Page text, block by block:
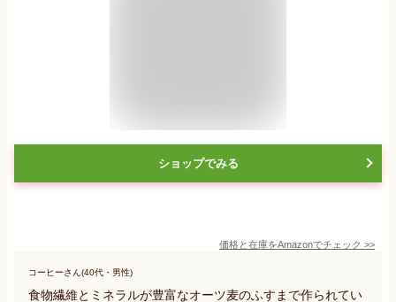
ショップでみる
価格と在庫をAmazonでチェック >>
コーヒーさん(40代・男性)
食物繊維とミネラルが豊富なオーツ麦のふすまで作られてい